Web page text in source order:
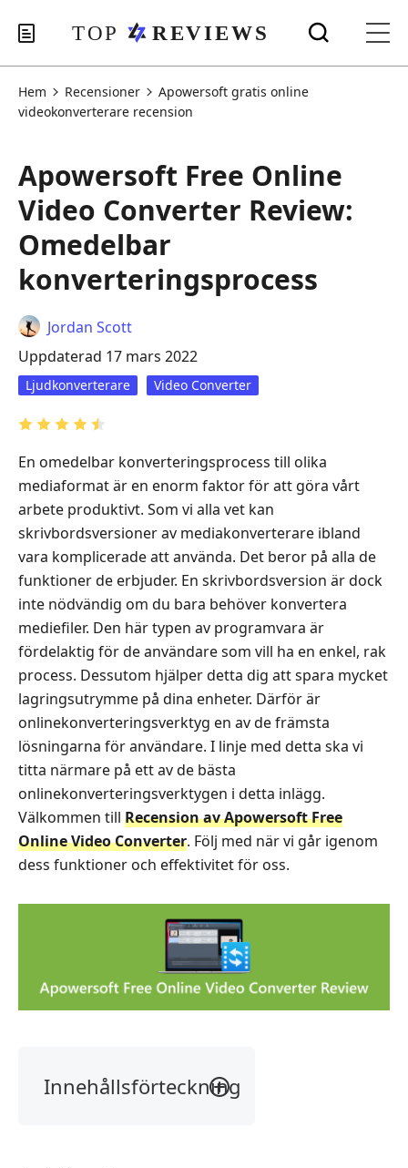
Hem Recensioner
Apowersoft gratis online
videokonverterare recension
Apowersoft Free Online
Video Converter Review:
Omedelbar
konverteringsprocess
Jordan Scott
Uppdaterad 17 mars 2022
Ljudkonverterare Video Converter
En omedelbar konverteringsprocess till olika
mediaformat är en enorm faktor för att göra vårt
arbete produktivt. Som vi alla vet kan
skrivbordsversioner av mediakonverterare ibland
vara komplicerade att använda. Det beror på alla de
funktioner de erbjuder. En skrivbordsversion är dock
inte nödvändig om du bara behöver konvertera
mediefiler. Den här typen av programvara är
fördelaktig för de användare som vill ha en enkel, rak
process. Dessutom hjälper detta dig att spara mycket
lagringsutrymme på dina enheter. Därför är
onlinekonverteringsverktyg en av de främsta
lösningarna för användare. I linje med detta ska vi
titta närmare på ett av de bästa
onlinekonverteringsverktygen i detta inlägg.
Välkommen till Recension av Apowersoft Free
Online Video Converter. Följ med när vi går igenom
dess funktioner och effektivitet för oss.
Innehållsförteckning